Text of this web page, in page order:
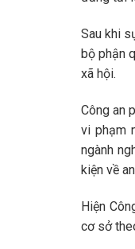
Sau khi
bộ phận
xã hội.
Công an
vi phạm
ngành
kiện về
Hiện
cơ sở